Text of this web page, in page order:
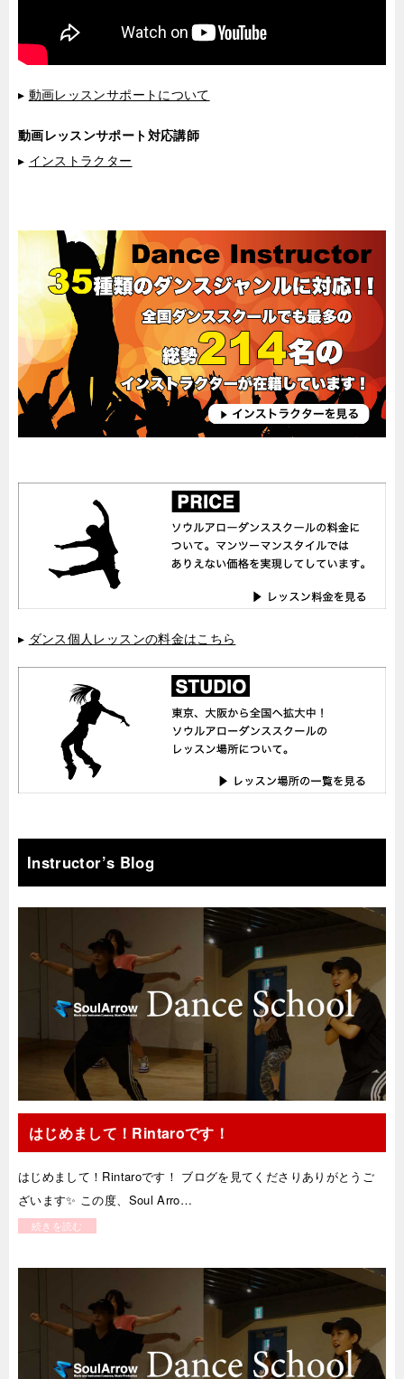
▸ 動画レッスンサポートについて
動画レッスンサポート対応講師
▸ インストラクター
▸ ダンス個人レッスンの料金はこちら
Instructor’s Blog
はじめまして！Rintaroです！
はじめまして！Rintaroです！ ブログを見てくださりありがとうご
ざいます✨ この度、Soul Arro…
続きを読む